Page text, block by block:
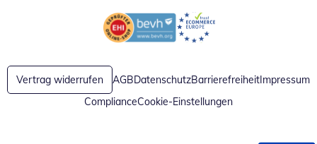
Öffnet in neuem FensterÖffnet in neuem Fenster
Vertrag widerrufen AGBDatenschutzBarrierefreiheitImpressum
ComplianceCookie-Einstellungen